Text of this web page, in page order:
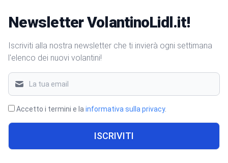
Newsletter VolantinoLidl.it!
Iscriviti alla nostra newsletter che ti invierà ogni settimana
l'elenco dei nuovi volantini!
Accetto i termini e la informativa sulla privacy.
ISCRIVITI